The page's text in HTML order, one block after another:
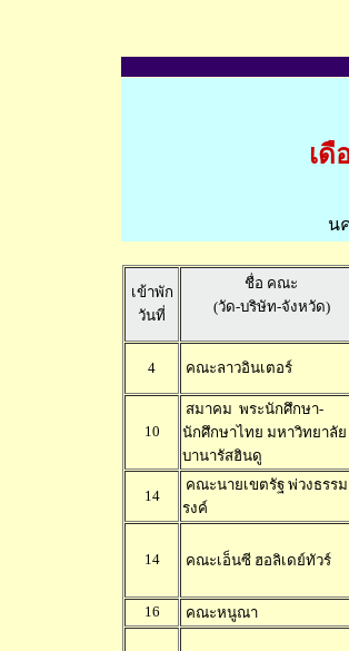
เดื
น
เข้าพัก
วันที่
ชื่อ คณะ
(วัด-บริษัท-จังหวัด)
4 คณะลาวอินเตอร์
10
สมาคม พระนักศึกษา-
นักศึกษาไทย มหาวิทยาลัย
บานารัสฮินดู
14
คณะนายเขตรัฐ พ่วงธรรม
รงค์
14 คณะเอ็นซี ฮอลิเดย์ทัวร์
16 คณะหนูณา